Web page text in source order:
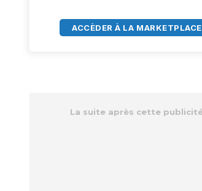
ACCÈDER À LA MARKETPLACE